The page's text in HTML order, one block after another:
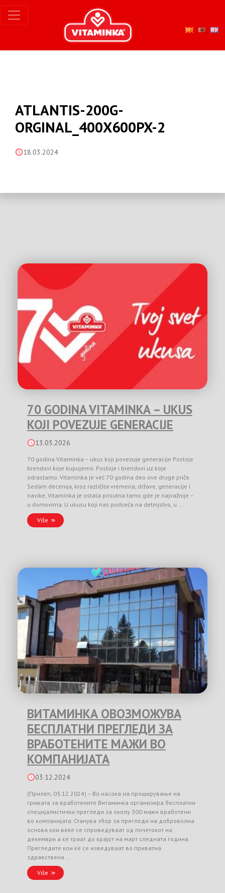
ATLANTIS-200G-
ORGINAL_400X600PX-2
18.03.2024
70 GODINA VITAMINKA – UKUS
KOJI POVEZUJE GENERACIJE
13.03.2026
70 godina Vitaminka – ukus koji povezuje generacije Postoje
brendovi koje kupujemo. Postoje i brendovi uz koje
odrastamo. Vitaminka je već 70 godina deo ove druge priče.
Sedam decenija, kroz različita vremena, države, generacije i
navike, Vitaminka je ostala prisutna tamo gde je najvažnije –
u domovima. U ukusu koji nas podseća na detinjstvo, u …
Više
ВИТАМИНКА ОВОЗМОЖУВА
БЕСПЛАТНИ ПРЕГЛЕДИ ЗА
ВРАБОТЕНИТЕ МАЖИ ВО
КОМПАНИЈАТА
03.12.2024
(Прилеп, 03.12.2024) – Во насока на проширување на
грижата за вработените Витаминка организира бесплатни
специјалистички прегледи за околу 300 мажи вработени
во компанијата. Станува збор за прегледи на доброволна
основа кои веќе се спроведуваат од почетокот на
декември а ќе траат до крајот на март следната година.
Прегледите кои ќе се изведуваат во приватна
здравствена …
Više